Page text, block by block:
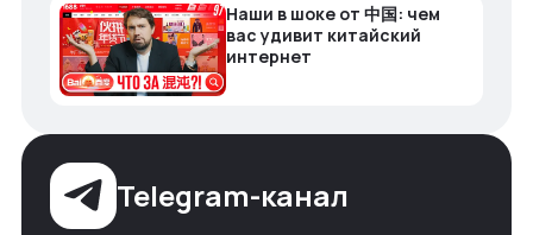
Наши в шоке от 中国: чем
вас удивит китайский
интернет
Telegram-канал